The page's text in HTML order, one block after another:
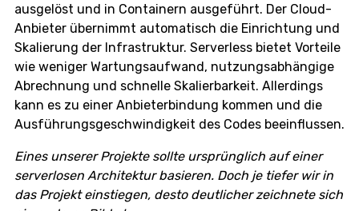
ausgelöst und in Containern ausgeführt. Der Cloud-
Anbieter übernimmt automatisch die Einrichtung und
Skalierung der Infrastruktur. Serverless bietet Vorteile
wie weniger Wartungsaufwand, nutzungsabhängige
Abrechnung und schnelle Skalierbarkeit. Allerdings
kann es zu einer Anbieterbindung kommen und die
Ausführungsgeschwindigkeit des Codes beeinflussen.
Eines unserer Projekte sollte ursprünglich auf einer
serverlosen Architektur basieren. Doch je tiefer wir in
das Projekt einstiegen, desto deutlicher zeichnete sich